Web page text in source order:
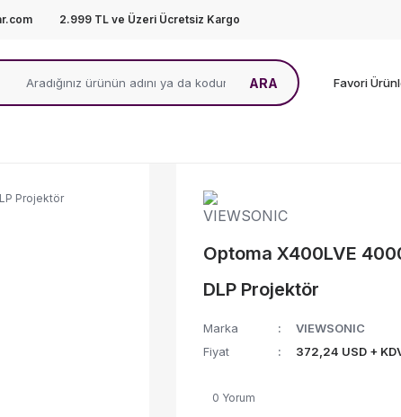
2.999 TL ve Üzeri Ücretsiz Kargo
ARA Favori
Optoma X400LVE
DLP Projektör
Marka VIEWSONIC
Fiyat
372,24 USD +
0 Yorum